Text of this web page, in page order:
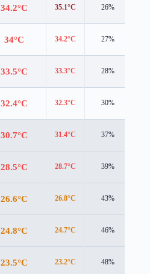
34.2°C 35.1°C 26%
34°C 34.2°C 27%
33.5°C 33.3°C 28%
32.4°C 32.3°C 30%
30.7°C 31.4°C 37%
28.5°C 28.7°C 39%
26.6°C 26.8°C 43%
24.8°C 24.7°C 46%
23.5°C 23.2°C 48%